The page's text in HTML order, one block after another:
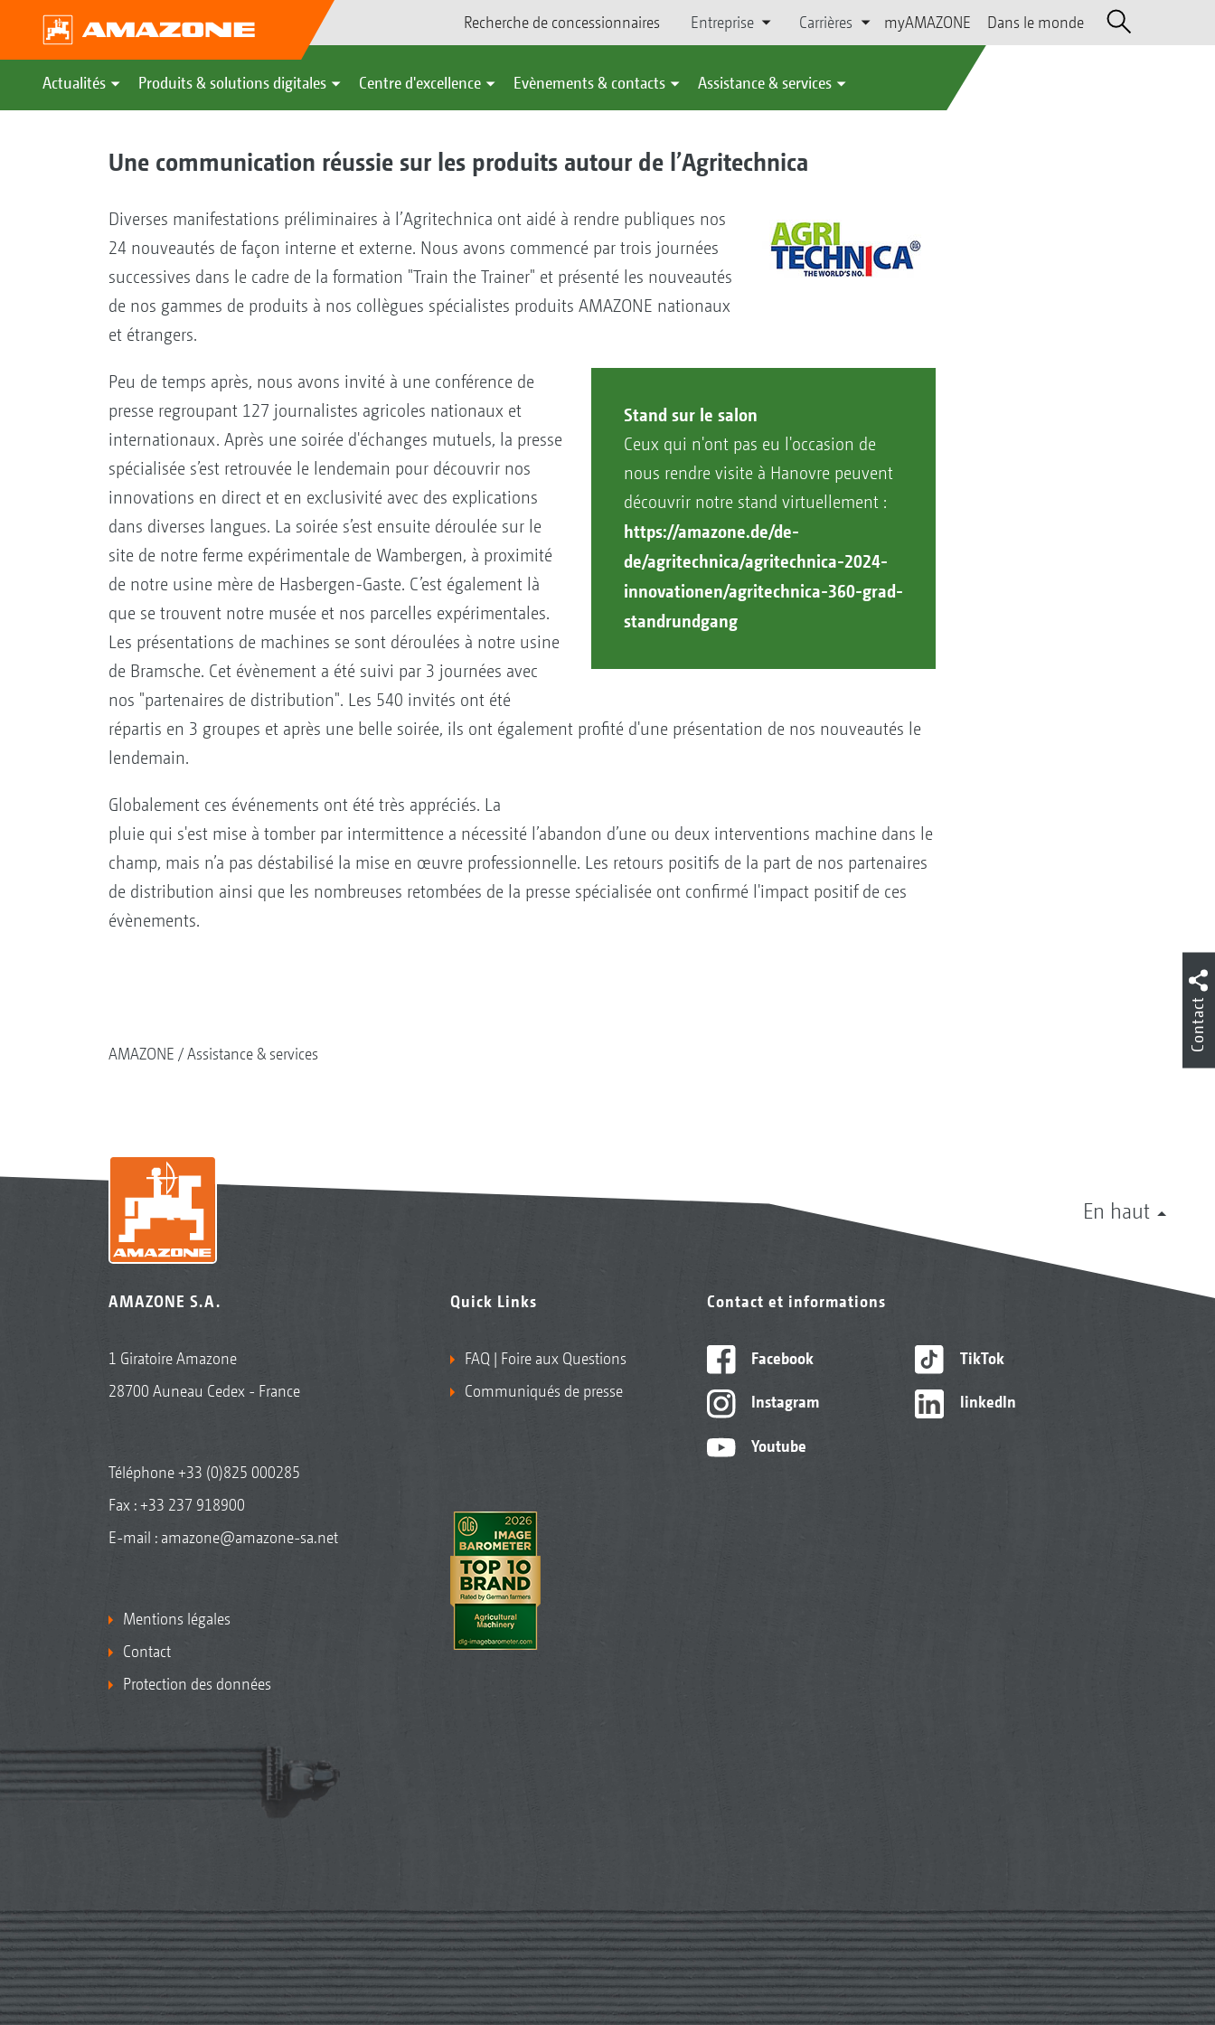
Recherche de concessionnaires Entreprise Carrières myAMAZONE Dans le monde
Actualités Produits & solutions digitales Centre d'excellence Evènements & contacts Assistance & services
Une communication réussie sur les produits autour de l’Agritechnica
Diverses manifestations préliminaires à l’Agritechnica ont aidé à rendre publiques nos
24 nouveautés de façon interne et externe. Nous avons commencé par trois journées
successives dans le cadre de la formation "Train the Trainer" et présenté les nouveautés
de nos gammes de produits à nos collègues spécialistes produits AMAZONE nationaux
et étrangers.
Stand sur le salon
Ceux qui n'ont pas eu l'occasion de
nous rendre visite à Hanovre peuvent
découvrir notre stand virtuellement :
https://amazone.de/de-
de/agritechnica/agritechnica-2024-
innovationen/agritechnica-360-grad-
standrundgang
Peu de temps après, nous avons invité à une conférence de
presse regroupant 127 journalistes agricoles nationaux et
internationaux. Après une soirée d'échanges mutuels, la presse
spécialisée s’est retrouvée le lendemain pour découvrir nos
innovations en direct et en exclusivité avec des explications
dans diverses langues. La soirée s’est ensuite déroulée sur le
site de notre ferme expérimentale de Wambergen, à proximité
de notre usine mère de Hasbergen-Gaste. C’est également là
que se trouvent notre musée et nos parcelles expérimentales.
Les présentations de machines se sont déroulées à notre usine
de Bramsche. Cet évènement a été suivi par 3 journées avec
nos "partenaires de distribution". Les 540 invités ont été
répartis en 3 groupes et après une belle soirée, ils ont également profité d'une présentation de nos nouveautés le
lendemain.
Globalement ces événements ont été très appréciés. La
pluie qui s'est mise à tomber par intermittence a nécessité l’abandon d’une ou deux interventions machine dans le
champ, mais n’a pas déstabilisé la mise en œuvre professionnelle. Les retours positifs de la part de nos partenaires
de distribution ainsi que les nombreuses retombées de la presse spécialisée ont confirmé l'impact positif de ces
évènements.
AMAZONE Assistance & services
En haut
AMAZONE S.A.
1 Giratoire Amazone
28700 Auneau Cedex - France
Téléphone+33 (0)825 000285
Fax : +33 237 918900
E-mail : amazone@amazone-sa.net
Mentions légales
Contact
Protection des données
Quick Links
FAQ | Foire aux Questions
Communiqués de presse
Contact et informations
Facebook
Instagram
Youtube
TikTok
linkedIn
Contact